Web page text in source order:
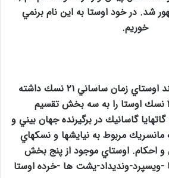
شد. در خود اوستا به اين نام برنمي
خوريم.
اوستا شناسان ميگويند اوستاي زمان ساساني ۲۱ نسك داشته
است و دينكرد ۲۱ نسك اوستا را به سه بخش تقسيم
گاسانيك در برگيرنده جهان بيني و
مربوط به نيايشها و نسكهاي
و احكام. اوستاي موجود از پنج بخش
ونديداد-يشت ها -خرده اوستا